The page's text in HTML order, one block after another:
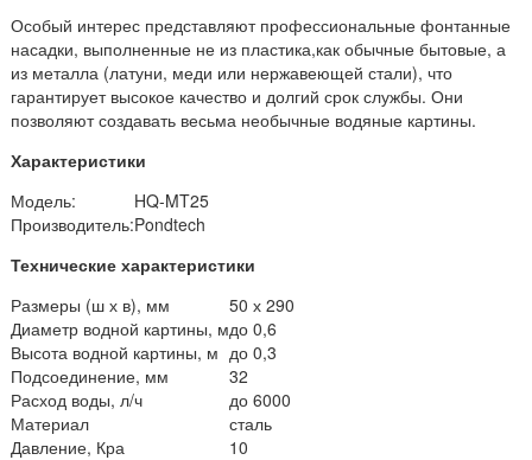
Особый интерес представляют профессиональные фонтанные
насадки, выполненные не из пластика,как обычные бытовые, а
из металла (латуни, меди или нержавеющей стали), что
гарантирует высокое качество и долгий срок службы. Они
позволяют создавать весьма необычные водяные картины.
Характеристики
Модель:
HQ-MT25
Производитель:Pondtech
Технические характеристики
Размеры (ш х в), мм
50 х 290
Диаметр водной картины, мдо 0,6
Высота водной картины, м до 0,3
Подсоединение, мм
32
Расход воды, л/ч
до 6000
Материал
сталь
Давление, Кра
10